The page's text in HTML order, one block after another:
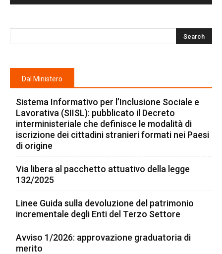
Dal Ministero
Sistema Informativo per l’Inclusione Sociale e
Lavorativa (SIISL): pubblicato il Decreto
interministeriale che definisce le modalità di
iscrizione dei cittadini stranieri formati nei Paesi
di origine
Via libera al pacchetto attuativo della legge
132/2025
Linee Guida sulla devoluzione del patrimonio
incrementale degli Enti del Terzo Settore
Avviso 1/2026: approvazione graduatoria di
merito